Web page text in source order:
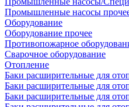
Промышленные насосы
Оборудование
Оборудование прочее
Противопожарное
Сварочное оборудование
Отопление
Баки расширительные для
Баки расширительные для
Баки расширительные для